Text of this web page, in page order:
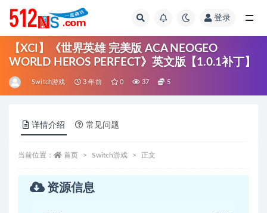
登录
【XCI】《世界英雄 完美版 ACA NEOGEO
WORLD HEROS PERFECT》英文版【1.0.1补丁】
Switch游戏 3 年前 0 37 5
详情介绍 常见问题
当前位置： 首页 Switch游戏 正文
资源信息